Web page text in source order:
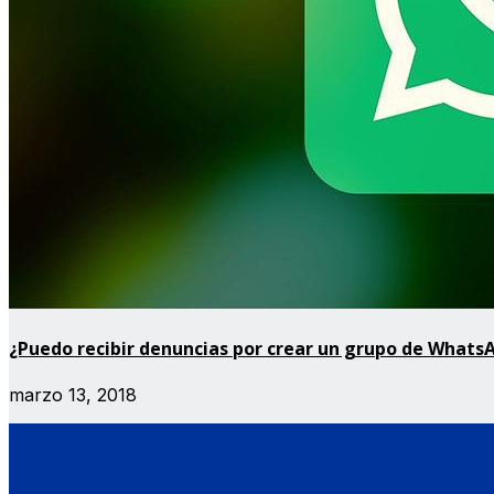
¿Puedo recibir denuncias por crear un grupo de
marzo 13, 2018